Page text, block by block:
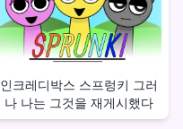
인크레디박스 스프렁키 그러
나 나는 그것을 재게시했다